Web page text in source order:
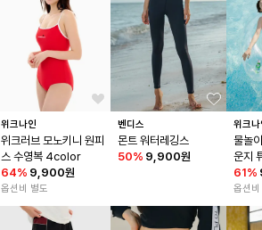
위크나인
위크러브 모노키니 원피
스 수영복 4color
64% 9,900원
옵션비 별도
벤디스
몬트 워터레깅스
50% 9,900원
위크
물놀
운지
61%
옵션